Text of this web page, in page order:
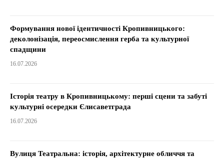
Формування нової ідентичності Кропивницького:
деколонізація, переосмислення герба та культурної
спадщини
16.07.2026
Історія театру в Кропивницькому: перші сцени та забуті
культурні осередки Єлисаветграда
16.07.2026
Вулиця Театральна: історія, архітектурне обличчя та